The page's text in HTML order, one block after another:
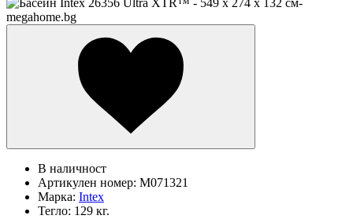
В наличност
Артикулен номер: M071321
Марка: Intex
Тегло: 129 кг.